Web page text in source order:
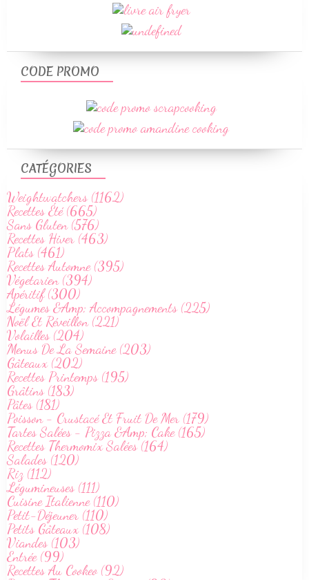
CATÉGORIES
Weightwatchers (1162)
Recettes Été (665)
Sans Gluten (576)
Recettes Hiver (463)
Plats (461)
Recettes Automne (395)
Végetarien (394)
Apéritif (300)
Légumes &Amp; Accompagnements (225)
Noël Et Réveillon (221)
Volailles (204)
Menus De La Semaine (203)
Gâteaux (202)
Recettes Printemps (195)
Grâtins (183)
Pâtes (181)
Poisson - Crustacé Et Fruit De Mer (179)
Tartes Salées - Pizza &Amp; Cake (165)
Recettes Thermomix Salées (164)
Salades (120)
Riz (112)
Légumineuses (111)
Cuisine Italienne (110)
Petit-Déjeuner (110)
Petits Gâteaux (108)
Viandes (103)
Entrée (99)
Recettes Au Cookeo (92)
CODE PROMO